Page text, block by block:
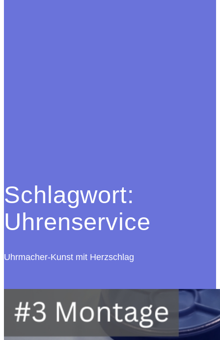
Schlagwort:
Uhrenservice
Uhrmacher-Kunst mit Herzschlag